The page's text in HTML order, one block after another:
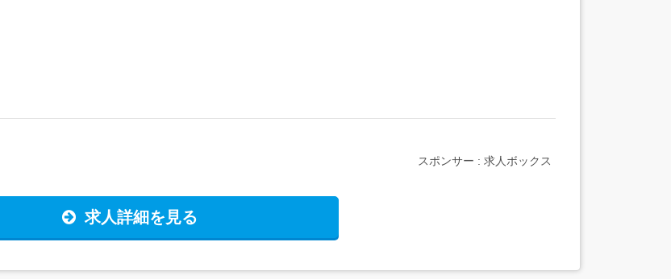
スポンサー : 求人ボックス
求人詳細を見る